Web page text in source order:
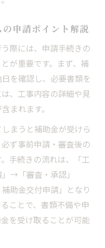
申請ポイント解説
際には、申請手続きの
が重要です。まず、補
を確認し、必要書類を
、工事内容の詳細や見
まれます。
まうと補助金が受けら
ず事前申請・審査後の
手続きの流れは、「工
→「審査・承認」
助金交付申請」となり
ことで、書類不備や申
を受け取ることが可能